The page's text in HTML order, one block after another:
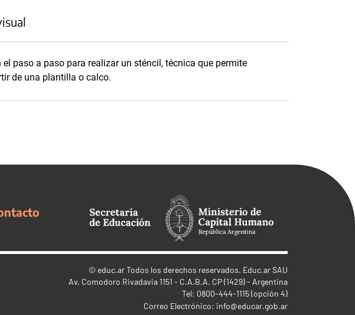
paso a paso para realizar un sténcil, técnica que permite
de una plantilla o calco.
© educ.arTodos los derechos reservados. Educ.ar SAU
Av. Comodoro Rivadavia 1151 - C.A.B.A. CP (1429) - Argentina
Tel: 0800-444-1115 (opción 4)
Correo Electrónico: info@educar.gob.ar